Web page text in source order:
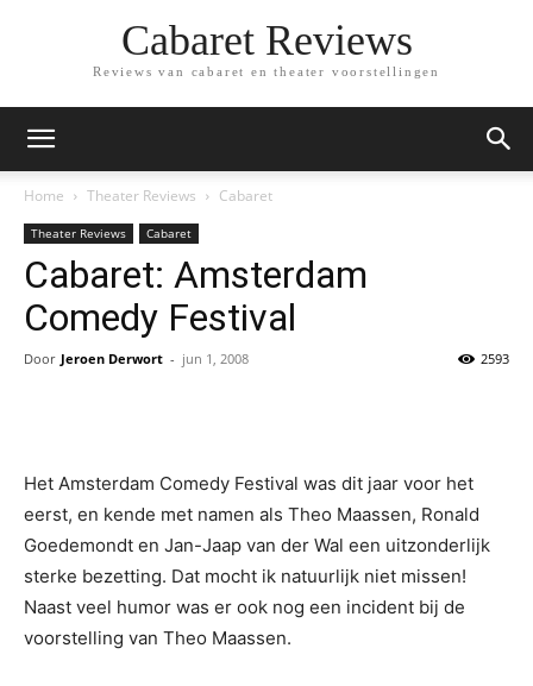
Cabaret Reviews
Reviews van cabaret en theater voorstellingen
Home Theater Reviews Cabaret
Theater Reviews Cabaret
Cabaret: Amsterdam
Comedy Festival
Door Jeroen Derwort - jun 1, 2008 2593
Het Amsterdam Comedy Festival was dit jaar voor het
eerst, en kende met namen als Theo Maassen, Ronald
Goedemondt en Jan-Jaap van der Wal een uitzonderlijk
sterke bezetting. Dat mocht ik natuurlijk niet missen!
Naast veel humor was er ook nog een incident bij de
voorstelling van Theo Maassen.